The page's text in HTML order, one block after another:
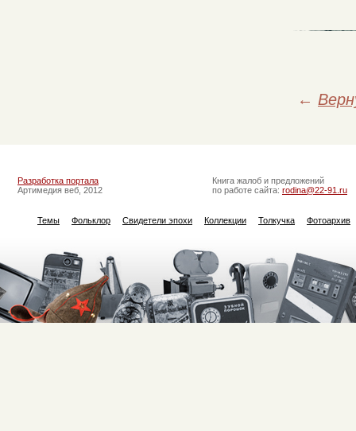
←
Разработка портала
Артимедия веб, 2012
Книга жалоб и предложений
по работе сайта: rodina@22-91.ru
Темы Фольклор Свидетели эпохи Коллекции Толкучка Фотоархив